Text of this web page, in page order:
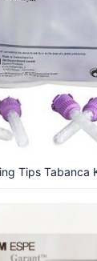
Tips Tabanca